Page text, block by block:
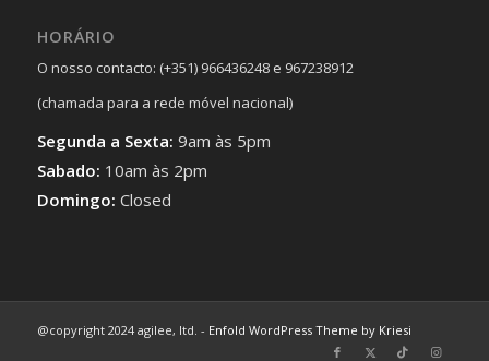
HORÁRIO
O nosso contacto: (+351) 966436248 e 967238912
(chamada para a rede móvel nacional)
Segunda a Sexta: 9am às 5pm
Sabado: 10am às 2pm
Domingo: Closed
@copyright 2024 agilee, ltd. - Enfold WordPress Theme by Kriesi